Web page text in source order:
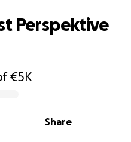
€5K
Share
Perspektive